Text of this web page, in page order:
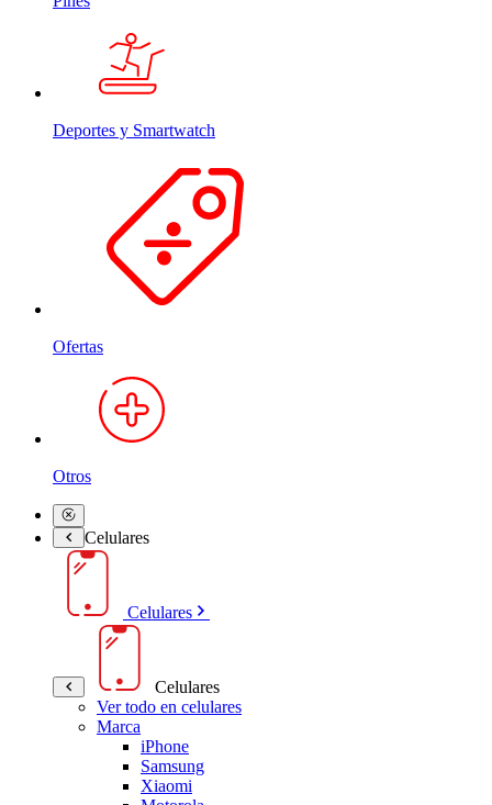
Deportes y Smartwatch
Ofertas
Otros
Celulares
Celulares
Celulares
Ver todo en celulares
Marca
iPhone
Samsung
Xiaomi